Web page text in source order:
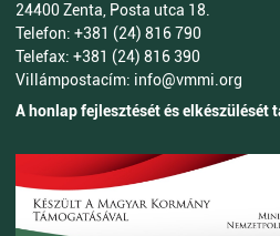
24400 Zenta, Posta utca 18.
Telefon: +381 (24) 816 790
Telefax: +381 (24) 816 390
Villámpostacím: info@vmmi.org
A honlap fejlesztését és elkészülését